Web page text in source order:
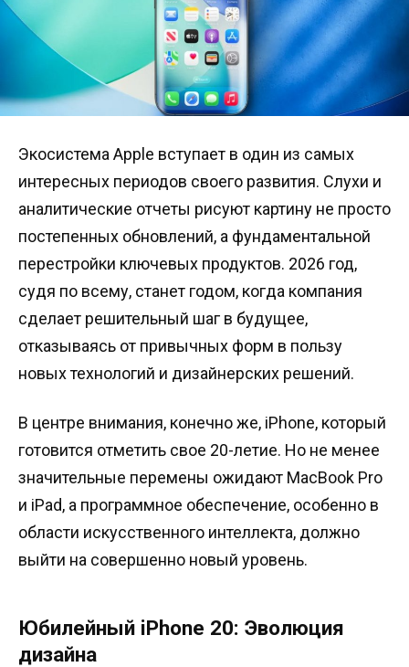
Экосистема Apple вступает в один из самых
интересных периодов своего развития. Слухи и
аналитические отчеты рисуют картину не просто
постепенных обновлений, а фундаментальной
перестройки ключевых продуктов. 2026 год,
судя по всему, станет годом, когда компания
сделает решительный шаг в будущее,
отказываясь от привычных форм в пользу
новых технологий и дизайнерских решений.
В центре внимания, конечно же, iPhone, который
готовится отметить свое 20-летие. Но не менее
значительные перемены ожидают MacBook Pro
и iPad, а программное обеспечение, особенно в
области искусственного интеллекта, должно
выйти на совершенно новый уровень.
Юбилейный iPhone 20: Эволюция
дизайна